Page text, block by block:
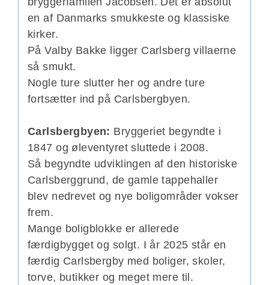
en af Danmarks smukkeste og klassiske
kirker.
På Valby Bakke ligger Carlsberg villaerne
så smukt.
Nogle ture slutter her og andre ture
fortsætter ind på Carlsbergbyen.
Carlsbergbyen: Bryggeriet begyndte i
1847 og øleventyret sluttede i 2008.
Så begyndte udviklingen af den historiske
Carlsberggrund, de gamle tappehaller
blev nedrevet og nye boligområder vokser
frem.
Mange boligblokke er allerede
færdigbygget og solgt. I år 2025 står en
færdig Carlsbergby med boliger, skoler,
torve, butikker og meget mere til.